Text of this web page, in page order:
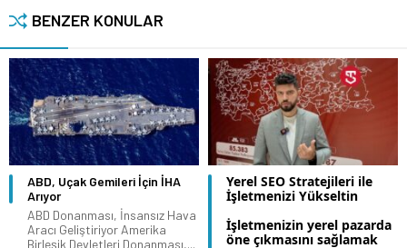
BENZER KONULAR
ABD, Uçak Gemileri İçin İHA
Arıyor
ABD Donanması, İnsansız Hava
Aracı Geliştiriyor Amerika
Birleşik Devletleri Donanması,...
Yerel SEO Stratejileri ile
İşletmenizi Yükseltin
İşletmenizin yerel pazarda
öne çıkmasını sağlamak